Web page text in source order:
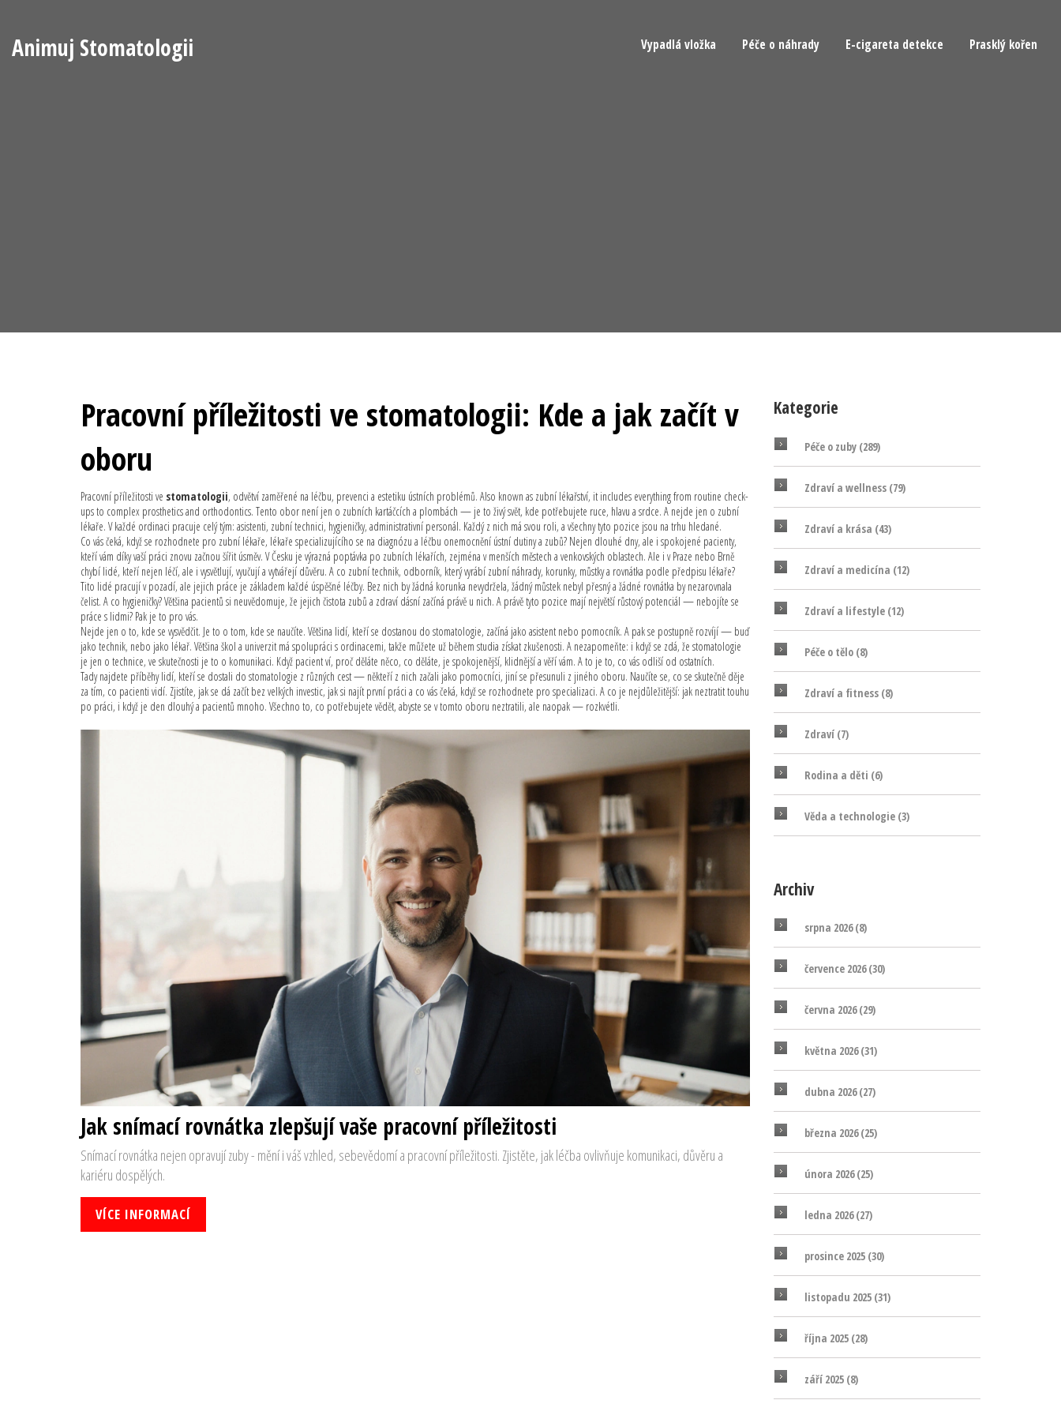
Animuj Stomatologii Vypadlá vložka Péče o náhrady E-cigareta detekce Prasklý kořen
Pracovní příležitosti ve stomatologii: Kde a jak začít v
oboru
Pracovní příležitosti ve stomatologii, odvětví zaměřené na léčbu, prevenci a estetiku ústních problémů. Also known as zubní lékařství, it includes everything from routine check-
ups to complex prosthetics and orthodontics. Tento obor není jen o zubních kartáčcích a plombách — je to živý svět, kde potřebujete ruce, hlavu a srdce. A nejde jen o zubní
lékaře. V každé ordinaci pracuje celý tým: asistenti, zubní technici, hygieničky, administrativní personál. Každý z nich má svou roli, a všechny tyto pozice jsou na trhu hledané.
Co vás čeká, když se rozhodnete pro zubní lékaře, lékaře specializujícího se na diagnózu a léčbu onemocnění ústní dutiny a zubů? Nejen dlouhé dny, ale i spokojené pacienty,
kteří vám díky vaší práci znovu začnou šířit úsměv. V Česku je výrazná poptávka po zubních lékařích, zejména v menších městech a venkovských oblastech. Ale i v Praze nebo Brně
chybí lidé, kteří nejen léčí, ale i vysvětlují, vyučují a vytvářejí důvěru. A co zubní technik, odborník, který vyrábí zubní náhrady, korunky, můstky a rovnátka podle předpisu lékaře?
Tito lidé pracují v pozadí, ale jejich práce je základem každé úspěšné léčby. Bez nich by žádná korunka nevydržela, žádný můstek nebyl přesný a žádné rovnátka by nezarovnala
čelist. A co hygieničky? Většina pacientů si neuvědomuje, že jejich čistota zubů a zdraví dásní začíná právě u nich. A právě tyto pozice mají největší růstový potenciál — nebojíte se
práce s lidmi? Pak je to pro vás.
Nejde jen o to, kde se vysvědčit. Je to o tom, kde se naučíte. Většina lidí, kteří se dostanou do stomatologie, začíná jako asistent nebo pomocník. A pak se postupně rozvíjí — buď
jako technik, nebo jako lékař. Většina škol a univerzit má spolupráci s ordinacemi, takže můžete už během studia získat zkušenosti. A nezapomeňte: i když se zdá, že stomatologie
je jen o technice, ve skutečnosti je to o komunikaci. Když pacient ví, proč děláte něco, co děláte, je spokojenější, klidnější a věří vám. A to je to, co vás odliší od ostatních.
Tady najdete příběhy lidí, kteří se dostali do stomatologie z různých cest — někteří z nich začali jako pomocníci, jiní se přesunuli z jiného oboru. Naučíte se, co se skutečně děje
za tím, co pacienti vidí. Zjistíte, jak se dá začít bez velkých investic, jak si najít první práci a co vás čeká, když se rozhodnete pro specializaci. A co je nejdůležitější: jak neztratit touhu
po práci, i když je den dlouhý a pacientů mnoho. Všechno to, co potřebujete vědět, abyste se v tomto oboru neztratili, ale naopak — rozkvétli.
Jak snímací rovnátka zlepšují vaše pracovní příležitosti
Snímací rovnátka nejen opravují zuby - mění i váš vzhled, sebevědomí a pracovní příležitosti. Zjistěte, jak léčba ovlivňuje komunikaci, důvěru a
kariéru dospělých.
VÍCE INFORMACÍ
Kategorie
Péče o zuby (289)
Zdraví a wellness (79)
Zdraví a krása (43)
Zdraví a medicína (12)
Zdraví a lifestyle (12)
Péče o tělo (8)
Zdraví a fitness (8)
Zdraví (7)
Rodina a děti (6)
Věda a technologie (3)
Archiv
srpna 2026(8)
července 2026(30)
června 2026(29)
května 2026(31)
dubna 2026(27)
března 2026(25)
února 2026(25)
ledna 2026(27)
prosince 2025 (30)
listopadu 2025 (31)
října 2025 (28)
září 2025 (8)